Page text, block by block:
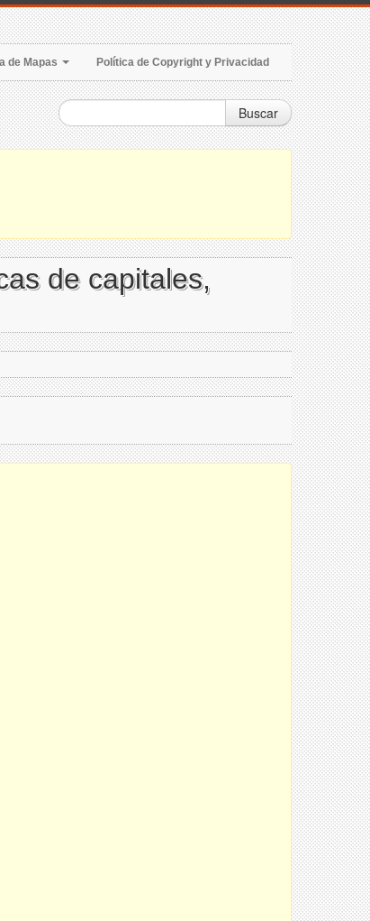
de Mapas Política de Copyright y Privacidad
Buscar
de capitales,